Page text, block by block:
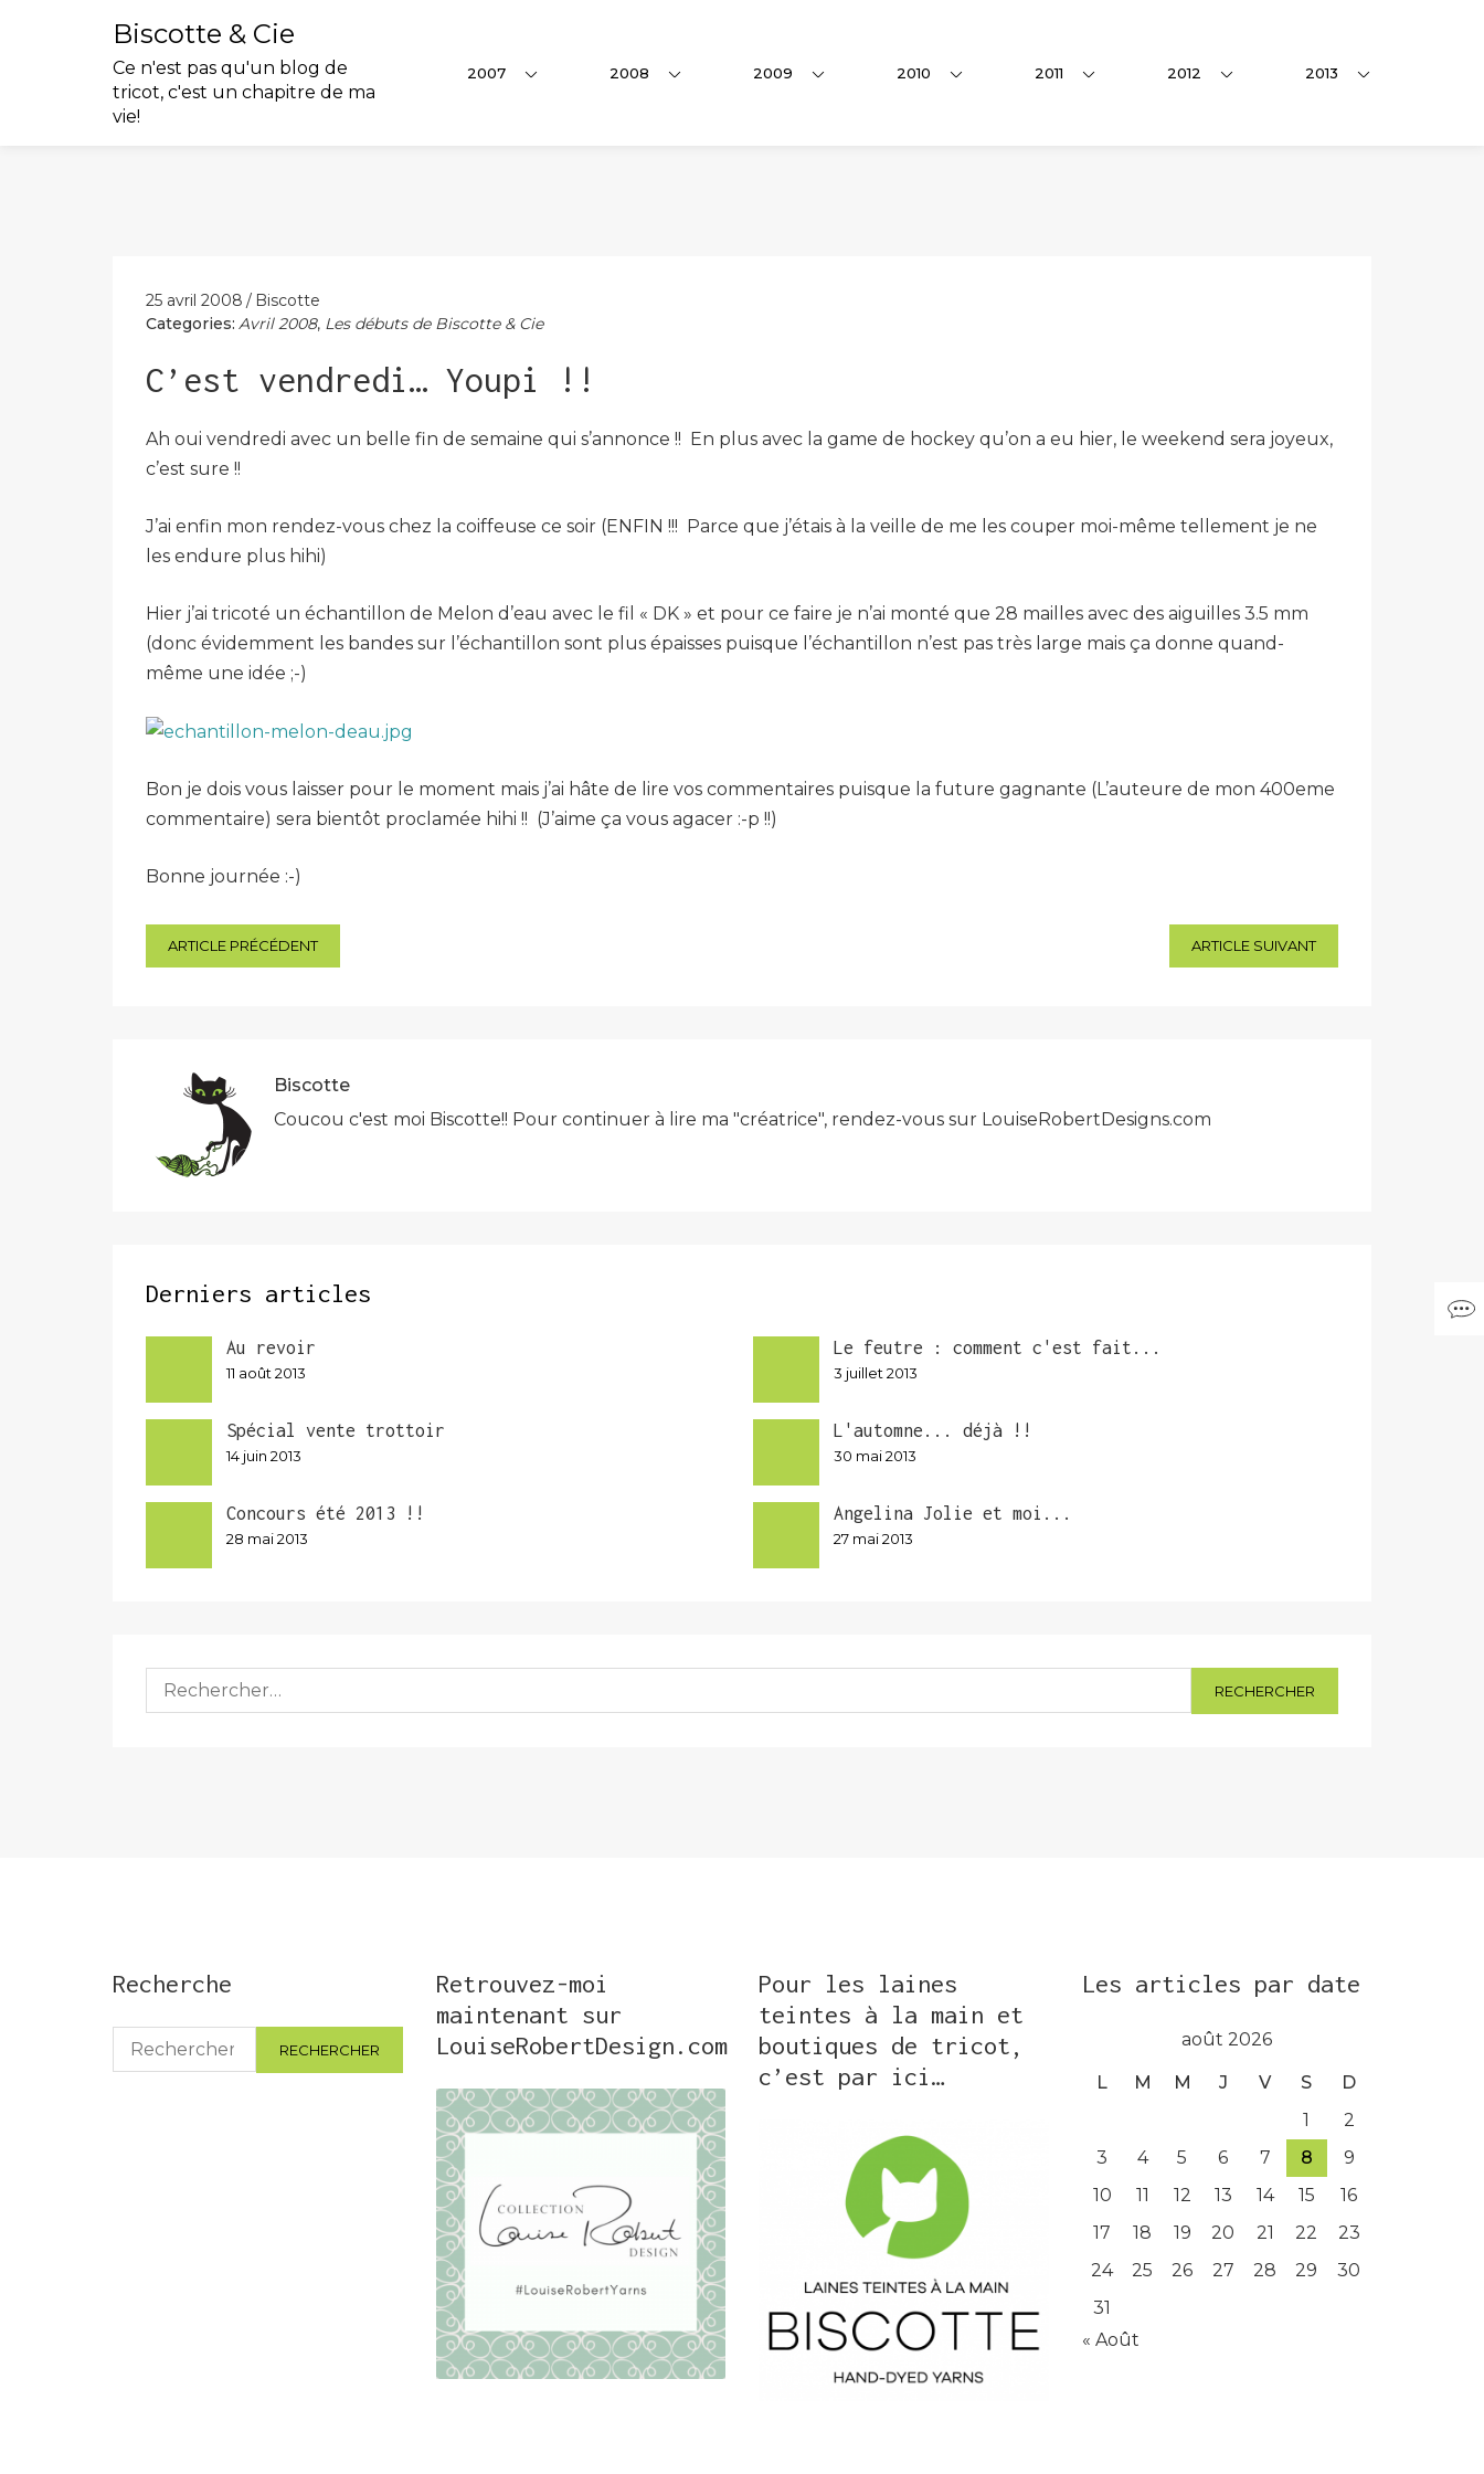
Biscotte & Cie
Ce n'est pas qu'un blog de
tricot, c'est un chapitre de ma
vie!
2007 2008 2009 2010 2011 2012 2013
25 avril 2008
Biscotte
Categories: Avril 2008, Les débuts de Biscotte & Cie
C’est vendredi… Youpi !!
Ah oui vendredi avec un belle fin de semaine qui s’annonce !! En plus avec la game de hockey qu’on a eu hier, le weekend sera joyeux,
c’est sure !!
J’ai enfin mon rendez-vous chez la coiffeuse ce soir (ENFIN !!! Parce que j’étais à la veille de me les couper moi-même tellement je ne
les endure plus hihi)
Hier j’ai tricoté un échantillon de Melon d’eau avec le fil « DK » et pour ce faire je n’ai monté que 28 mailles avec des aiguilles 3.5 mm
(donc évidemment les bandes sur l’échantillon sont plus épaisses puisque l’échantillon n’est pas très large mais ça donne quand-
même une idée ;-)
Bon je dois vous laisser pour le moment mais j’ai hâte de lire vos commentaires puisque la future gagnante (L’auteure de mon 400eme
commentaire) sera bientôt proclamée hihi !! (J’aime ça vous agacer :-p !!)
Bonne journée :-)
Navigation
ARTICLE PRÉCÉDENT ARTICLE SUIVANT
Biscotte
Coucou c'est moi Biscotte!! Pour continuer à lire ma "créatrice", rendez-vous sur LouiseRobertDesigns.com
Derniers articles
Au revoir
11 août 2013
Le feutre : comment c'est fait...
3 juillet 2013
Spécial vente trottoir
14 juin 2013
L'automne... déjà !!
30 mai 2013
Concours été 2013 !!
28 mai 2013
Angelina Jolie et moi...
27 mai 2013
Rechercher :
Recherche
Rechercher :
Retrouvez-moi
maintenant sur
LouiseRobertDesign.com
Pour les laines
teintes à la main et
boutiques de tricot,
c’est par ici…
Les articles par date
août 2026
L M M J V S
D
1
2
3
4 5 6 7 8
9
10
11 12 13 14 15
16
17
18 19 20 21 22
23
24
25 26 27 28 29
30
31
« Août